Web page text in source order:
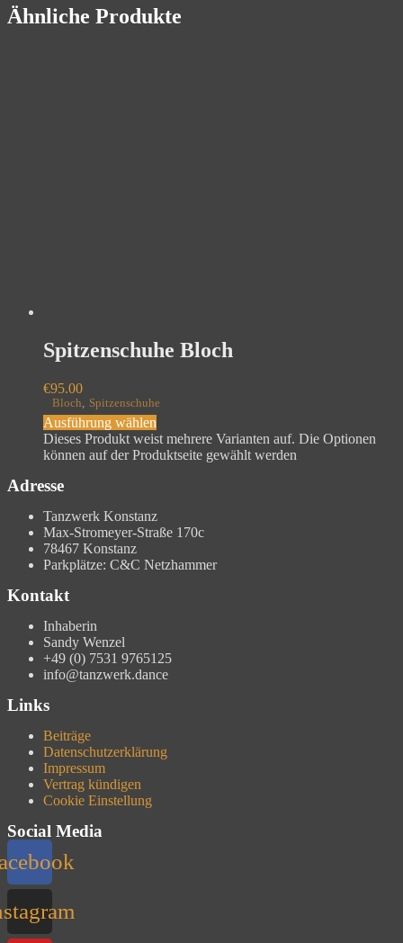
Ähnliche Produkte
Spitzenschuhe Bloch
€95.00
Bloch Spitzenschuhe
Ausführung wählen
Dieses Produkt weist mehrere Varianten auf. Die Optionen
können auf der Produktseite gewählt werden
Adresse
Tanzwerk Konstanz
Max-Stromeyer-Straße 170c
78467 Konstanz
Parkplätze: C&C Netzhammer
Kontakt
Inhaberin
Sandy Wenzel
+49 (0) 7531 9765125
info@tanzwerk.dance
Links
Beiträge
Datenschutzerklärung
Impressum
Vertrag kündigen
Cookie Einstellung
Social Media